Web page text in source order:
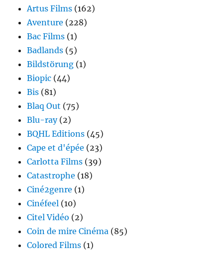
Artus Films (162)
Aventure (228)
Bac Films (1)
Badlands (5)
Bildstörung (1)
Biopic (44)
Bis (81)
Blaq Out (75)
Blu-ray(2)
BQHL Editions (45)
Cape et d'épée (23)
Carlotta Films (39)
Catastrophe (18)
Ciné2genre (1)
Cinéfeel (10)
Citel Vidéo (2)
Coin de mire Cinéma (85)
Colored Films (1)